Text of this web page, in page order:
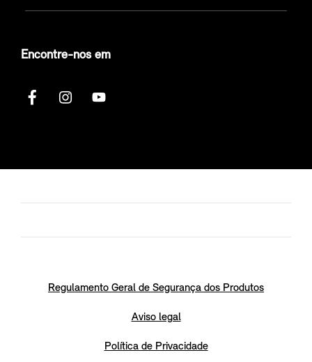
Encontre-nos em
Regulamento Geral de Segurança dos Produtos
Aviso legal
Política de Privacidade